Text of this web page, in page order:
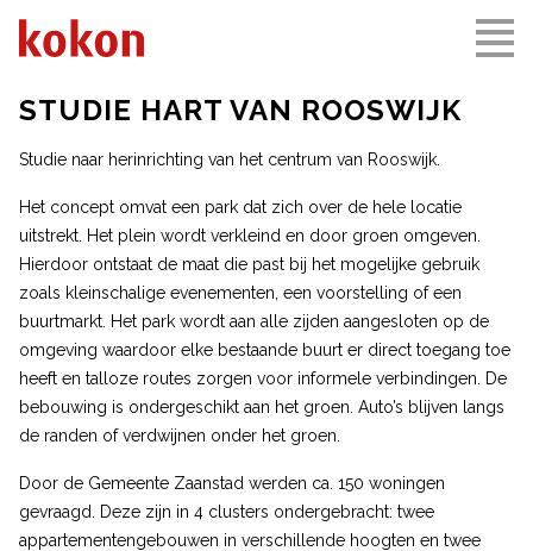
STUDIE HART VAN ROOSWIJK
Studie naar herinrichting van het centrum van Rooswijk.
Het concept omvat een park dat zich over de hele locatie
uitstrekt. Het plein wordt verkleind en door groen omgeven.
Hierdoor ontstaat de maat die past bij het mogelijke gebruik
zoals kleinschalige evenementen, een voorstelling of een
buurtmarkt. Het park wordt aan alle zijden aangesloten op de
omgeving waardoor elke bestaande buurt er direct toegang toe
heeft en talloze routes zorgen voor informele verbindingen. De
bebouwing is ondergeschikt aan het groen. Auto’s blijven langs
de randen of verdwijnen onder het groen.
Door de Gemeente Zaanstad werden ca. 150 woningen
gevraagd. Deze zijn in 4 clusters ondergebracht: twee
appartementengebouwen in verschillende hoogten en twee